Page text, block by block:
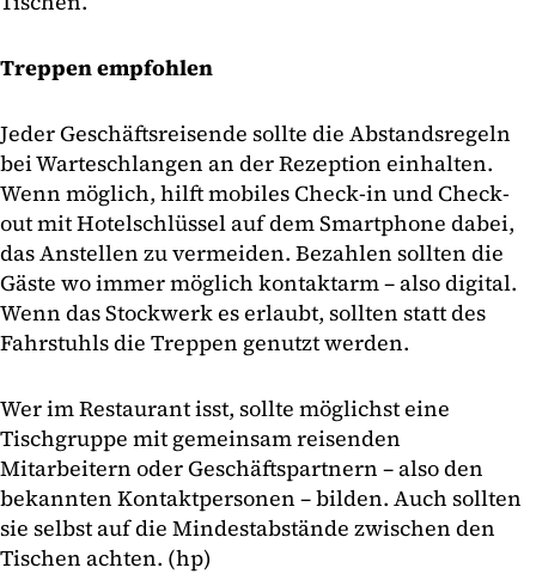
Treppen empfohlen
Jeder Geschäftsreisende sollte die Abstandsregeln
bei Warteschlangen an der Rezeption einhalten.
Wenn möglich, hilft mobiles Check-in und Check-
out mit Hotelschlüssel auf dem Smartphone dabei,
das Anstellen zu vermeiden. Bezahlen sollten die
Gäste wo immer möglich kontaktarm – also digital.
Wenn das Stockwerk es erlaubt, sollten statt des
Fahrstuhls die Treppen genutzt werden.
Wer im Restaurant isst, sollte möglichst eine
Tischgruppe mit gemeinsam reisenden
Mitarbeitern oder Geschäftspartnern – also den
bekannten Kontaktpersonen – bilden. Auch sollten
sie selbst auf die Mindestabstände zwischen den
Tischen achten. (hp)